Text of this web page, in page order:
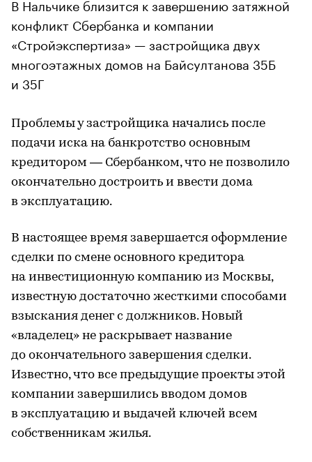
В Нальчике близится к завершению затяжной
конфликт Сбербанка и компании
«Стройэкспертиза» — застройщика двух
многоэтажных домов на Байсултанова 35Б
и 35Г
Проблемы у застройщика начались после
подачи иска на банкротство основным
кредитором — Сбербанком, что не позволило
окончательно достроить и ввести дома
в эксплуатацию.
В настоящее время завершается оформление
сделки по смене основного кредитора
на инвестиционную компанию из Москвы,
известную достаточно жесткими способами
взыскания денег с должников. Новый
«владелец» не раскрывает название
до окончательного завершения сделки.
Известно, что все предыдущие проекты этой
компании завершились вводом домов
в эксплуатацию и выдачей ключей всем
собственникам жилья.